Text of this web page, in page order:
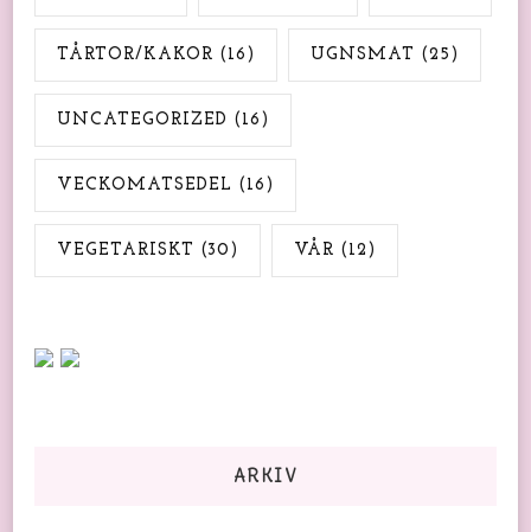
TÅRTOR/KAKOR (16) UGNSMAT (25)
UNCATEGORIZED (16)
VECKOMATSEDEL (16)
VEGETARISKT (30) VÅR (12)
ARKIV